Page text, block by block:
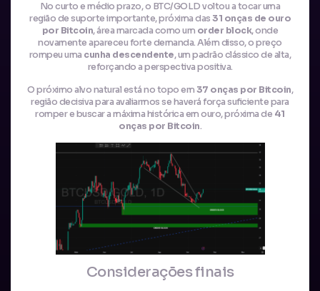
No curto e médio prazo, o BTC/GOLD voltou a tocar uma
região de suporte importante, próxima das31 onças de ouro
por Bitcoin, área marcada como um order block, onde
novamente apareceu forte demanda. Além disso, o preço
rompeu uma cunha descendente, um padrão clássico de alta,
reforçando a perspectiva positiva.
O próximo alvo natural está no topo em37 onças por Bitcoin,
região decisiva para avaliarmos se haverá força suficiente para
romper e buscar a máxima histórica em ouro, próxima de 41
onças por Bitcoin.
Considerações finais